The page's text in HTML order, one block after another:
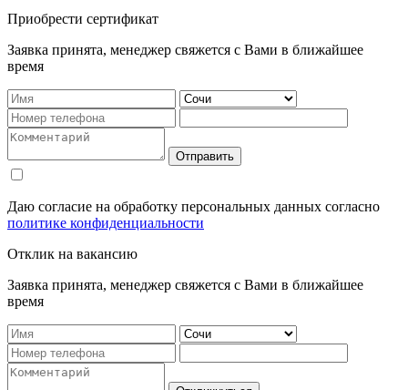
Приобрести сертификат
Заявка принята, менеджер свяжется с Вами в ближайшее
время
Отправить
Даю согласие на обработку персональных данных согласно
политике конфиденциальности
Отклик на вакансию
Заявка принята, менеджер свяжется с Вами в ближайшее
время